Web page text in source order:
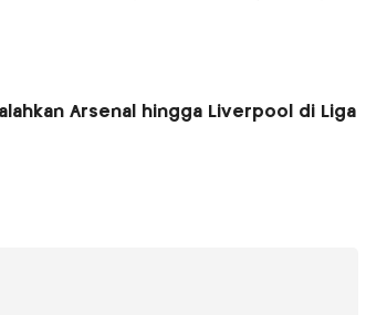
Arsenal hingga Liverpool di Liga